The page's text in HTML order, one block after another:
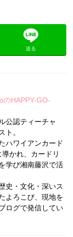
送る
のHAPPY-GO-
公認ティーチャ
ト。
ハワイアンカード
かれ、カードリ
学び湘南藤沢で活
史・文化・深いス
よろこび、現地を
ログで発信してい